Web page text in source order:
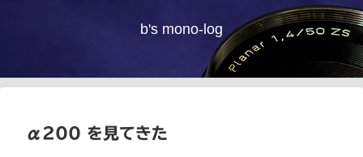
b's mono-log
α200 を見てきた